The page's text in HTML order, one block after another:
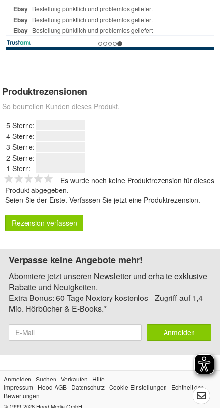
Produktrezensionen
So beurteilen Kunden dieses Produkt.
5 Sterne:
4 Sterne:
3 Sterne:
2 Sterne:
1 Stern:
Es wurde noch keine Produktrezension für dieses
Produkt abgegeben.
Seien Sie der Erste. Verfassen Sie jetzt eine Produktrezension.
Rezension verfassen
Verpasse keine Angebote mehr!
Abonniere jetzt unseren Newsletter und erhalte exklusive
Rabatte und Neuigkeiten.
Extra-Bonus: 60 Tage Nextory kostenlos - Zugriff auf 1,4
Mio. Hörbücher & E-Books.*
Anmelden
Anmelden Suchen Verkaufen
Hilfe
Impressum
Hood-AGB Datenschutz Cookie-Einstellungen
Echtheit der
Bewertungen
© 1999-2026 Hood Media GmbH